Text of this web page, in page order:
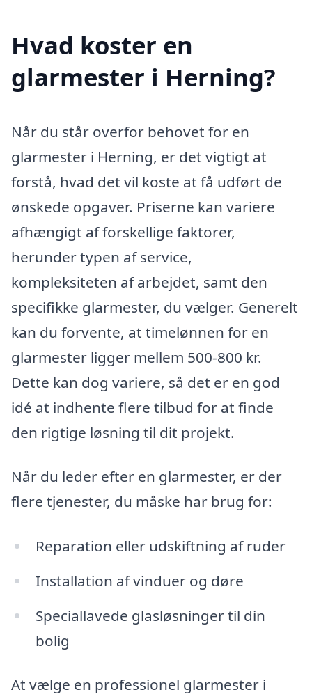
Hvad koster en
glarmester i Herning?
Når du står overfor behovet for en
glarmester i Herning, er det vigtigt at
forstå, hvad det vil koste at få udført de
ønskede opgaver. Priserne kan variere
afhængigt af forskellige faktorer,
herunder typen af service,
kompleksiteten af arbejdet, samt den
specifikke glarmester, du vælger. Generelt
kan du forvente, at timelønnen for en
glarmester ligger mellem 500-800 kr.
Dette kan dog variere, så det er en god
idé at indhente flere tilbud for at finde
den rigtige løsning til dit projekt.
Når du leder efter en glarmester, er der
flere tjenester, du måske har brug for:
Reparation eller udskiftning af ruder
Installation af vinduer og døre
Speciallavede glasløsninger til din
bolig
At vælge en professionel glarmester i